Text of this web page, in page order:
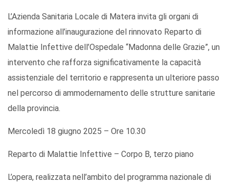
L’Azienda Sanitaria Locale di Matera invita gli organi di
informazione all’inaugurazione del rinnovato Reparto di
Malattie Infettive dell’Ospedale “Madonna delle Grazie”, un
intervento che rafforza significativamente la capacità
assistenziale del territorio e rappresenta un ulteriore passo
nel percorso di ammodernamento delle strutture sanitarie
della provincia.
Mercoledì 18 giugno 2025 – Ore 10.30
Reparto di Malattie Infettive – Corpo B, terzo piano
L’opera, realizzata nell’ambito del programma nazionale di